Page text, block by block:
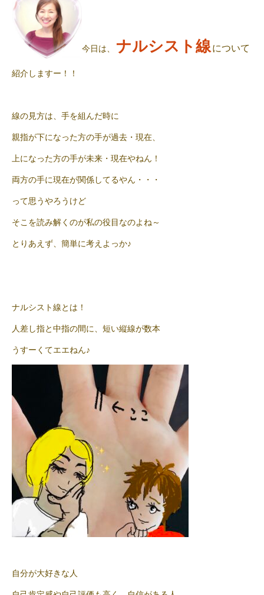
今日は、 ナルシスト線について
紹介しますー！！
線の見方は、手を組んだ時に
親指が下になった方の手が過去・現在、
上になった方の手が未来・現在やねん！
両方の手に現在が関係してるやん・・・
って思うやろうけど
そこを読み解くのが私の役目なのよね～
とりあえず、簡単に考えよっか♪
ナルシスト線とは！
人差し指と中指の間に、短い縦線が数本
うすーくてエエねん♪
自分が大好きな人